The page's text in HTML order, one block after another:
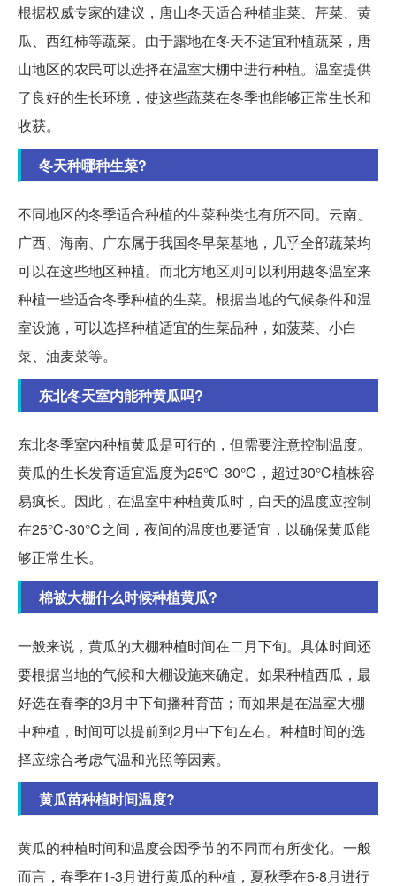
根据权威专家的建议，唐山冬天适合种植韭菜、芹菜、黄
瓜、西红柿等蔬菜。由于露地在冬天不适宜种植蔬菜，唐
山地区的农民可以选择在温室大棚中进行种植。温室提供
了良好的生长环境，使这些蔬菜在冬季也能够正常生长和
收获。
冬天种哪种生菜?
不同地区的冬季适合种植的生菜种类也有所不同。云南、
广西、海南、广东属于我国冬早菜基地，几乎全部蔬菜均
可以在这些地区种植。而北方地区则可以利用越冬温室来
种植一些适合冬季种植的生菜。根据当地的气候条件和温
室设施，可以选择种植适宜的生菜品种，如菠菜、小白
菜、油麦菜等。
东北冬天室内能种黄瓜吗?
东北冬季室内种植黄瓜是可行的，但需要注意控制温度。
黄瓜的生长发育适宜温度为25℃-30℃，超过30℃植株容
易疯长。因此，在温室中种植黄瓜时，白天的温度应控制
在25℃-30℃之间，夜间的温度也要适宜，以确保黄瓜能
够正常生长。
棉被大棚什么时候种植黄瓜?
一般来说，黄瓜的大棚种植时间在二月下旬。具体时间还
要根据当地的气候和大棚设施来确定。如果种植西瓜，最
好选在春季的3月中下旬播种育苗；而如果是在温室大棚
中种植，时间可以提前到2月中下旬左右。种植时间的选
择应综合考虑气温和光照等因素。
黄瓜苗种植时间温度?
黄瓜的种植时间和温度会因季节的不同而有所变化。一般
而言，春季在1-3月进行黄瓜的种植，夏秋季在6-8月进行